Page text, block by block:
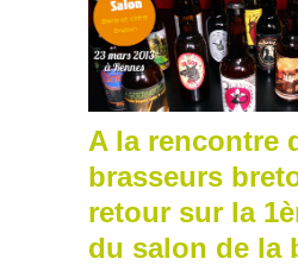
A la rencontre
brasseurs
retour sur la
du salon de la